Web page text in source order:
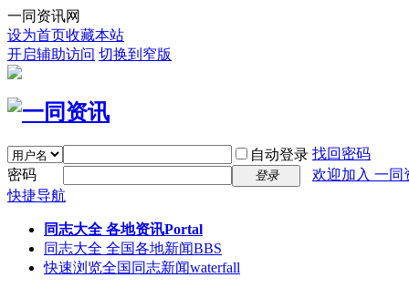
一同资讯网
设为首页收藏本站
开启辅助访问 切换到窄版
自动登录 找回密码
密码
登录
欢迎加入 一同
快捷导航
同志大全 各地资讯Portal
同志大全 全国各地新闻BBS
快速浏览全国同志新闻waterfall